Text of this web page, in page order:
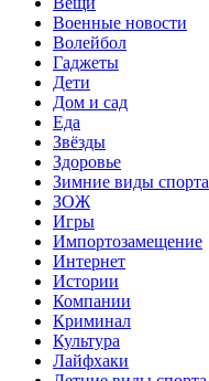
Военные новости
Волейбол
Гаджеты
Дети
Дом и сад
Еда
Звёзды
Здоровье
Зимние виды спорта
ЗОЖ
Игры
Импортозамещение
Интернет
Истории
Компании
Криминал
Культура
Лайфхаки